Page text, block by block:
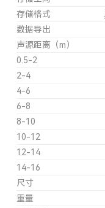
存储格式
数据导出
声源距离（m）
0.5-2
2-4
4-6
6-8
8-10
10-12
12-14
14-16
尺寸
重量